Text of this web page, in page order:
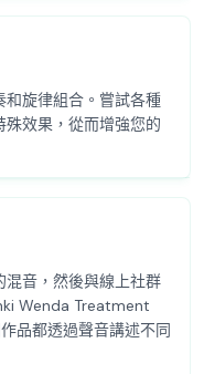
旋律組合。嘗試各種
效果，從而增強您的
音，然後與線上社群
Wenda Treatment
品都透過聲音講述不同